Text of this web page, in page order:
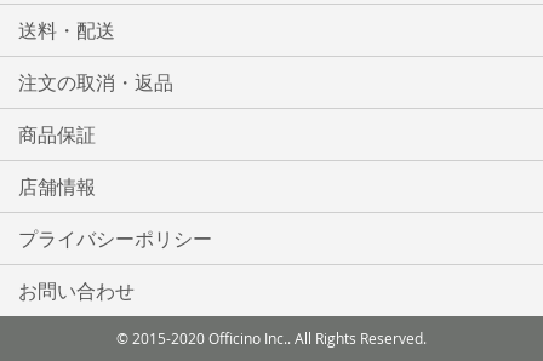
送料・配送
注文の取消・返品
商品保証
店舗情報
プライバシーポリシー
お問い合わせ
© 2015-2020 Officino Inc.. All Rights Reserved.